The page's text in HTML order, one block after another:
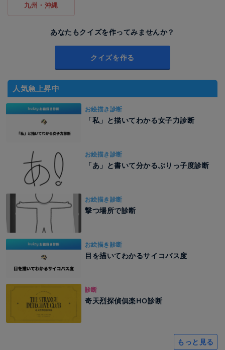
九州・沖縄
あなたもクイズを作ってみませんか？
クイズを作る
人気急上昇中
お絵描き診断
「私」と描いてわかる女子力診断
お絵描き診断
「あ」と書いて分かるぶりっ子度診断
お絵描き診断
撃つ場所で診断
お絵描き診断
目を描いてわかるサイコパス度
診断
奇天烈探偵俱楽HO診断
もっと見る